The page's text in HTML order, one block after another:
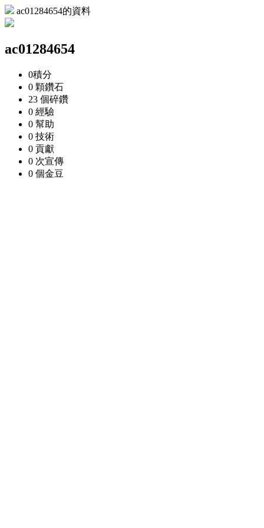
ac01284654的資料
ac01284654
0積分
0 顆鑽石
23 個碎鑽
0 經驗
0 幫助
0 技術
0 貢獻
0 次宣傳
0 個金豆